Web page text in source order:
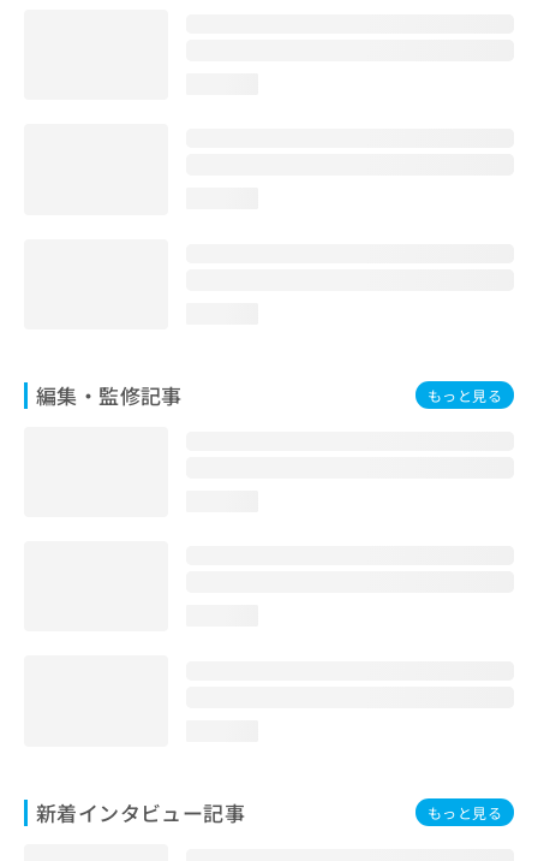
編集・監修記事 もっと見る
新着インタビュー記事 もっと見る